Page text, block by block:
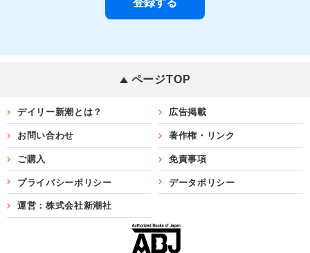
ページTOP
デイリー新潮とは？ 広告掲載
お問い合わせ 著作権・リンク
ご購入 免責事項
プライバシーポリシー データポリシー
運営：株式会社新潮社